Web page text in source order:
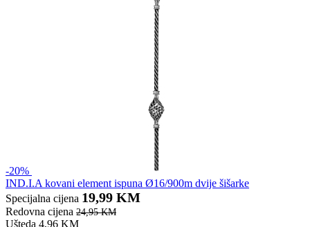
-20%
IND.I.A kovani element ispuna Ø16/900m dvije šišarke
Specijalna cijena 19,99 KM
Redovna cijena 24,95 KM
Ušteda 4,96 KM